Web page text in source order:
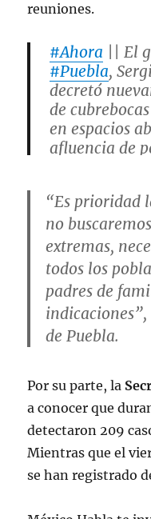
reuniones.
#Ahora || El
#Puebla,
decretó
de
en espacios
afluencia de
— Juan
“Es prioridad
no
extremas,
todos los
padres de
dePuebla.
Por su parte, la
a conocer que
detectaron 209
Mientras que el
se han registrado